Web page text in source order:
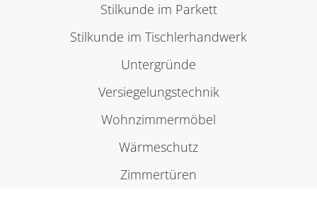
Stilkunde im Parkett
Stilkunde im Tischlerhandwerk
Untergründe
Versiegelungstechnik
Wohnzimmermöbel
Wärmeschutz
Zimmertüren